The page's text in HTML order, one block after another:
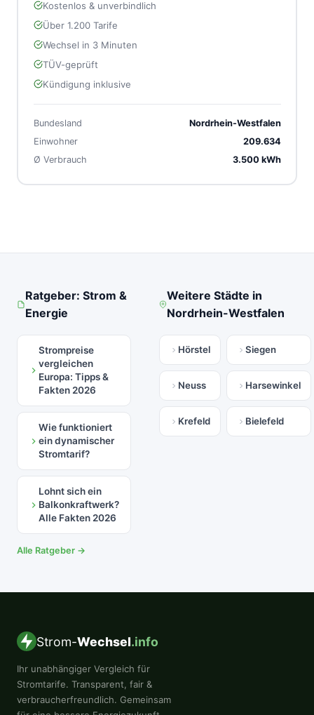
Kostenlos & unverbindlich
Über 1.200 Tarife
Wechsel in 3 Minuten
TÜV-geprüft
Kündigung inklusive
Bundesland
Nordrhein-Westfalen
Einwohner
209.634
Ø Verbrauch
3.500 kWh
Ratgeber: Strom &
Energie
Strompreise
vergleichen
Europa: Tipps &
Fakten 2026
Wie funktioniert
ein dynamischer
Stromtarif?
Lohnt sich ein
Balkonkraftwerk?
Alle Fakten 2026
Alle Ratgeber →
Weitere Städte in
Nordrhein-Westfalen
Hörstel Siegen
Neuss Harsewinkel
Krefeld Bielefeld
Strom-Wechsel.info
Ihr unabhängiger Vergleich für
Stromtarife. Transparent, fair &
verbraucherfreundlich. Gemeinsam